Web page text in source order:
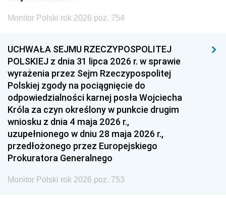
Monitor Polski rok 2026 poz. 754
UCHWAŁA SEJMU RZECZYPOSPOLITEJ
POLSKIEJ z dnia 31 lipca 2026 r. w sprawie
wyrażenia przez Sejm Rzeczypospolitej
Polskiej zgody na pociągnięcie do
odpowiedzialności karnej posła Wojciecha
Króla za czyn określony w punkcie drugim
wniosku z dnia 4 maja 2026 r.,
uzupełnionego w dniu 28 maja 2026 r.,
przedłożonego przez Europejskiego
Prokuratora Generalnego
Monitor Polski rok 2026 poz. 753